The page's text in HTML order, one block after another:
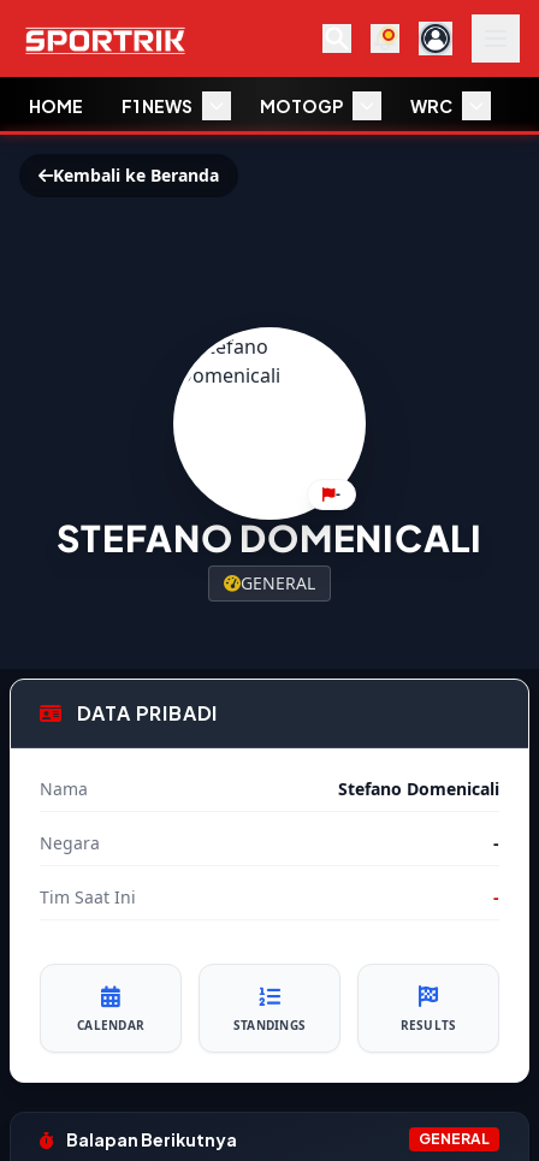
HOME F1 NEWS MOTOGP WRC
Kembali ke Beranda
-
STEFANO DOMENICALI
GENERAL
DATA PRIBADI
Nama Stefano Domenicali
Negara -
Tim Saat Ini -
CALENDAR STANDINGS RESULTS
Balapan Berikutnya GENERAL